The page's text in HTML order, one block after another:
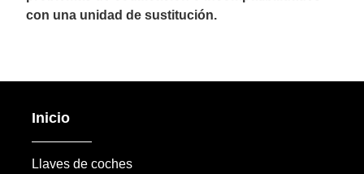
con una unidad de sustitución.
Inicio
Llaves de coches